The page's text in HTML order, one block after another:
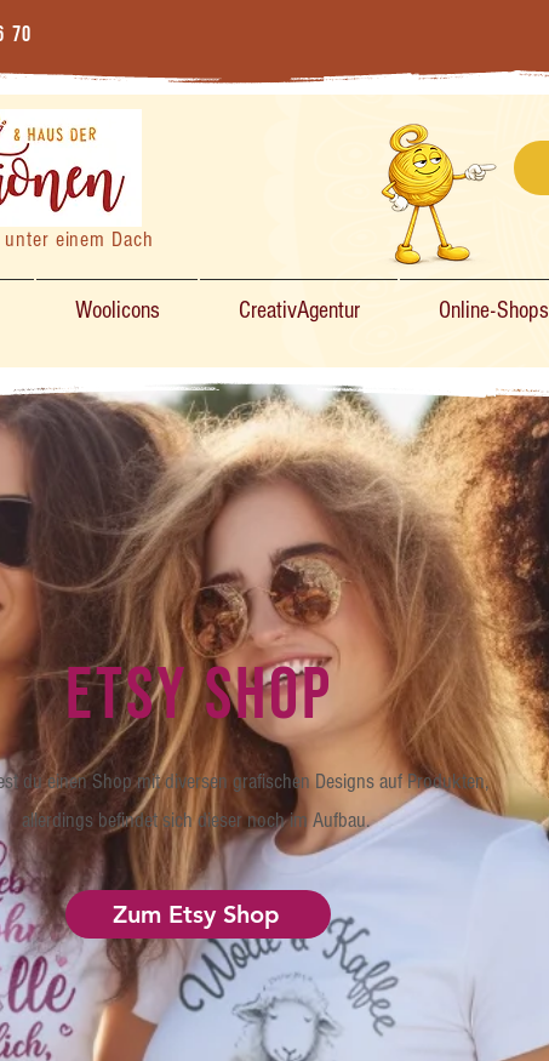
70
einem Dach
Woolicons CreativAgentur Online-Shops
Etsy Shop
du einen Shop mit diversen grafischen Designs auf Produkten,
allerdings befindet sich dieser noch im Aufbau.
Zum Etsy Shop